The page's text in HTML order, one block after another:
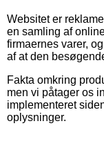
Websitet er
en samling af
firmaernes varer,
af at den
Fakta omkring
men vi påtager os
implementeret
oplysninger.